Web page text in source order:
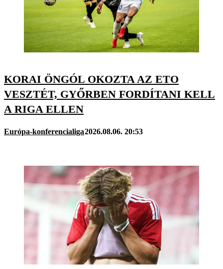
KORAI ÖNGÓL OKOZTA AZ ETO
VESZTÉT, GYŐRBEN FORDÍTANI KELL
A RIGA ELLEN
Európa-konferencialiga2026.08.06. 20:53